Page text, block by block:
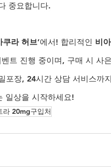
중요합니다.
쿠라 허브’에서! 합리적인 비
트 진행 중이며, 구매 시 사
포장, 24시간 상담 서비스까
일상을 시작하세요!
라 20mg구입처